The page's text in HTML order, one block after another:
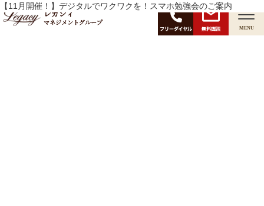
レガシィ
マネジメントグループ
無料面談 MENU
月:2025年11月
【11月開催！】デジタルでワクワクを！スマホ勉強会のご案内